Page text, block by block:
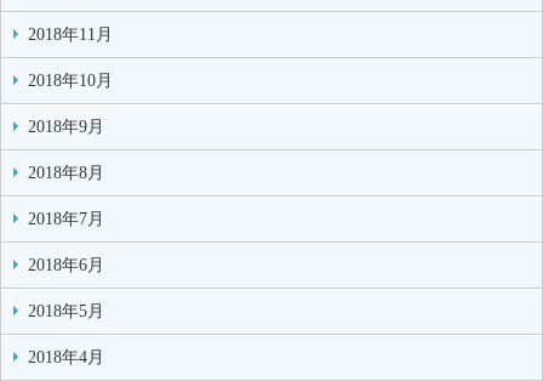
2018年11月
2018年10月
2018年9月
2018年8月
2018年7月
2018年6月
2018年5月
2018年4月